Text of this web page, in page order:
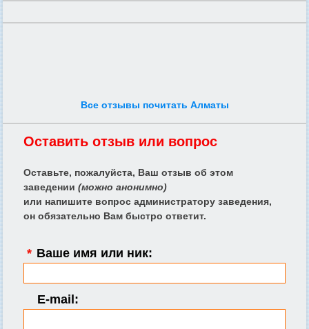
Все отзывы почитать Алматы
Оставить отзыв или вопрос
Оставьте, пожалуйста, Ваш отзыв об этом
заведении (можно анонимно)
или напишите вопрос администратору заведения,
он обязательно Вам быстро ответит.
* Ваше имя или ник:
E-mail: